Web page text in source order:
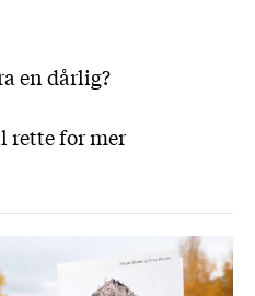
en dårlig?
rette for mer